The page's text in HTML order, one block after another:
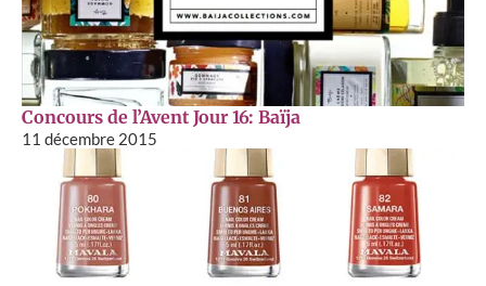
Concours de l’Avent Jour 16: Baïja
11 décembre 2015